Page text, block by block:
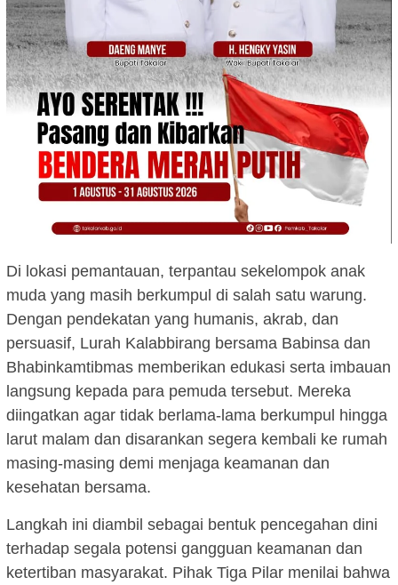
Di lokasi pemantauan, terpantau sekelompok anak
muda yang masih berkumpul di salah satu warung.
Dengan pendekatan yang humanis, akrab, dan
persuasif, Lurah Kalabbirang bersama Babinsa dan
Bhabinkamtibmas memberikan edukasi serta imbauan
langsung kepada para pemuda tersebut. Mereka
diingatkan agar tidak berlama-lama berkumpul hingga
larut malam dan disarankan segera kembali ke rumah
masing-masing demi menjaga keamanan dan
kesehatan bersama.
Langkah ini diambil sebagai bentuk pencegahan dini
terhadap segala potensi gangguan keamanan dan
ketertiban masyarakat. Pihak Tiga Pilar menilai bahwa